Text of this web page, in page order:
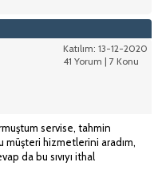
Katılım: 13-12-2020
41 Yorum | 7 Konu
servise, tahmin
müşteri hizmetlerini aradım,
da bu sıvıyı ithal